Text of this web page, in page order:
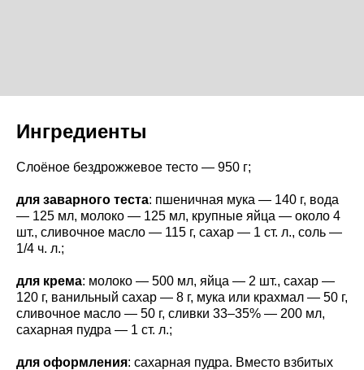
Ингредиенты
Слоёное бездрожжевое тесто — 950 г;
для заварного теста: пшеничная мука — 140 г, вода
— 125 мл, молоко — 125 мл, крупные яйца — около 4
шт., сливочное масло — 115 г, сахар — 1 ст. л., соль —
1/4 ч. л.;
для крема: молоко — 500 мл, яйца — 2 шт., сахар —
120 г, ванильный сахар — 8 г, мука или крахмал — 50 г,
сливочное масло — 50 г, сливки 33–35% — 200 мл,
сахарная пудра — 1 ст. л.;
для оформления: сахарная пудра. Вместо взбитых